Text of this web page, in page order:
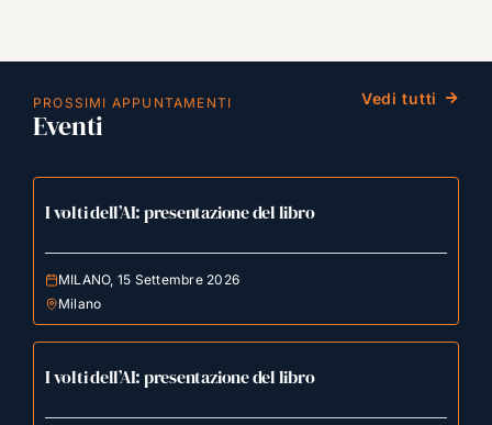
PROSSIMI APPUNTAMENTI
Eventi
Vedi tutti
I volti dell’AI: presentazione del libro
MILANO, 15 Settembre 2026
Milano
I volti dell’AI: presentazione del libro